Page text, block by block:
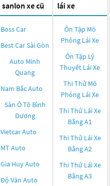
sanlon xe cũ
Boss Car
Best Car Sài Gòn
Auto Minh
Quang
Nam Bắc Auto
Sàn Ô Tô Bình
Dương
Vietcar Auto
MT Auto
Gia Huy Auto
Độ Vân Auto
lái xe
Ôn Tập Mô
Phỏng Lái Xe
Ôn Tập Lý
Thuyết Lái Xe
Thi Thử Mô
Phỏng Lái Xe
Thi Thử Lái Xe
Bằng A1
Thi Thử Lái Xe
Bằng A2
Thi Thử Lái Xe
Bằng A3